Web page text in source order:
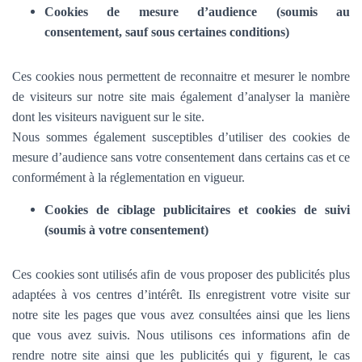
Cookies de mesure d’audience (soumis au
consentement, sauf sous certaines conditions)
Ces cookies nous permettent de reconnaitre et mesurer le nombre
de visiteurs sur notre site mais également d’analyser la manière
dont les visiteurs naviguent sur le site.
Nous sommes également susceptibles d’utiliser des cookies de
mesure d’audience sans votre consentement dans certains cas et ce
conformément à la réglementation en vigueur.
Cookies de ciblage publicitaires et cookies de suivi
(soumis à votre consentement)
Ces cookies sont utilisés afin de vous proposer des publicités plus
adaptées à vos centres d’intérêt. Ils enregistrent votre visite sur
notre site les pages que vous avez consultées ainsi que les liens
que vous avez suivis. Nous utilisons ces informations afin de
rendre notre site ainsi que les publicités qui y figurent, le cas